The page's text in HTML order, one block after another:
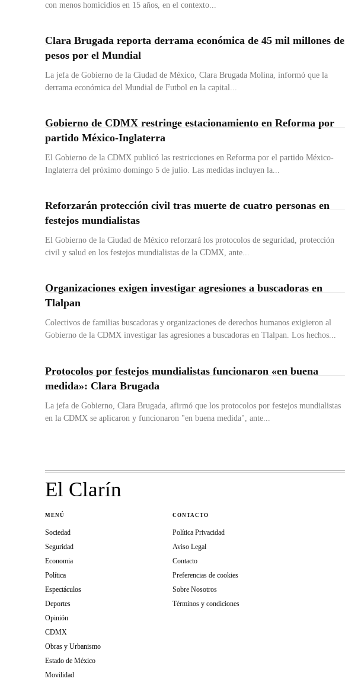
con menos homicidios en 15 años, en el contexto...
Clara Brugada reporta derrama económica de 45 mil millones de
pesos por el Mundial
La jefa de Gobierno de la Ciudad de México, Clara Brugada Molina, informó que la
derrama económica del Mundial de Futbol en la capital...
Gobierno de CDMX restringe estacionamiento en Reforma por
partido México-Inglaterra
El Gobierno de la CDMX publicó las restricciones en Reforma por el partido México-
Inglaterra del próximo domingo 5 de julio. Las medidas incluyen la...
Reforzarán protección civil tras muerte de cuatro personas en
festejos mundialistas
El Gobierno de la Ciudad de México reforzará los protocolos de seguridad, protección
civil y salud en los festejos mundialistas de la CDMX, ante...
Organizaciones exigen investigar agresiones a buscadoras en
Tlalpan
Colectivos de familias buscadoras y organizaciones de derechos humanos exigieron al
Gobierno de la CDMX investigar las agresiones a buscadoras en Tlalpan. Los hechos...
Protocolos por festejos mundialistas funcionaron «en buena
medida»: Clara Brugada
La jefa de Gobierno, Clara Brugada, afirmó que los protocolos por festejos mundialistas
en la CDMX se aplicaron y funcionaron "en buena medida", ante...
El Clarín
MENÚ
Sociedad
Seguridad
Economia
Política
Espectáculos
Deportes
Opinión
CDMX
Obras y Urbanismo
Estado de México
Movilidad
CONTACTO
Política Privacidad
Aviso Legal
Contacto
Preferencias de cookies
Sobre Nosotros
Términos y condiciones